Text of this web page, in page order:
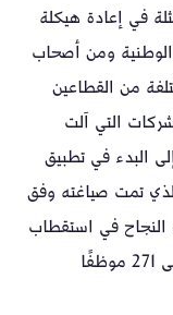
في إعادة هيكلة
ومن أصحاب
من القطاعين
التي آلت
2020م، إضافة إلى البدء في تطبيق
تمت صياغته وفق
النجاح في استقطاب
كفاءات وطنية ليصل عدد موظفي الجهاز إلى 271 موظفًا